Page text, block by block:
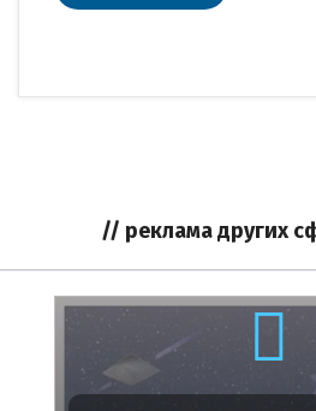
// реклама других